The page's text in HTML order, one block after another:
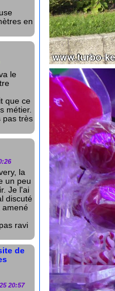
en
le
que ce
métier.
pas très
la
un peu
Je l'ai
discuté
amené
ravi
de
20:57